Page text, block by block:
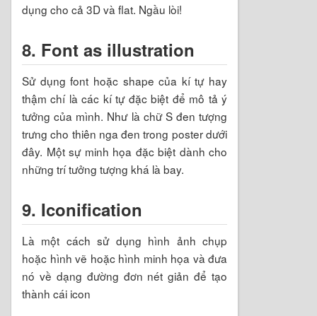
dụng cho cả 3D và flat. Ngầu lòi!
8. Font as illustration
Sử dụng font hoặc shape của kí tự hay
thậm chí là các kí tự đặc biệt để mô tả ý
tưởng của mình. Như là chữ S đen tượng
trưng cho thiên nga đen trong poster dưới
đây. Một sự minh họa đặc biệt dành cho
những trí tưởng tượng khá là bay.
9. Iconification
Là một cách sử dụng hình ảnh chụp
hoặc hình vẽ hoặc hình minh họa và đưa
nó về dạng đường đơn nét giản để tạo
thành cái icon